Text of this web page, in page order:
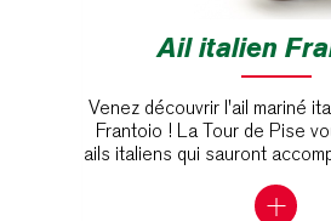
Ail italien
Venez découvrir l'ail mariné
Frantoio ! La Tour de Pise
ails italiens qui sauront